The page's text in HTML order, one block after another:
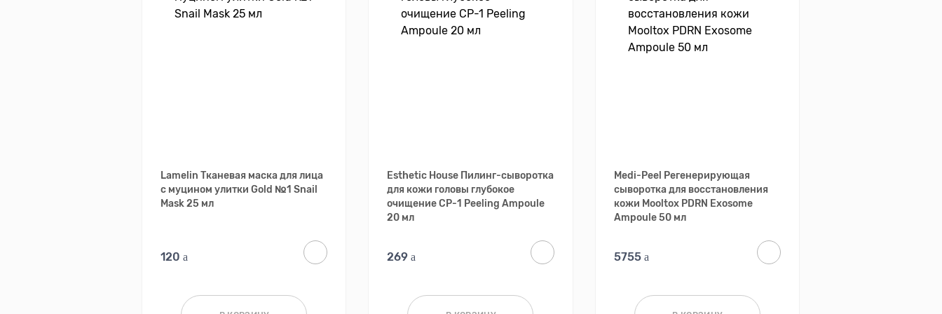
Lamelin Тканевая маска для лица
с муцином улитки Gold №1 Snail
Mask 25 мл
120
Esthetic House Пилинг-сыворотка
для кожи головы глубокое
очищение CP-1 Peeling Ampoule
20 мл
269
Medi-Peel Регенерирующая
сыворотка для восстановления
кожи Mooltox PDRN Exosome
Ampoule 50 мл
5755